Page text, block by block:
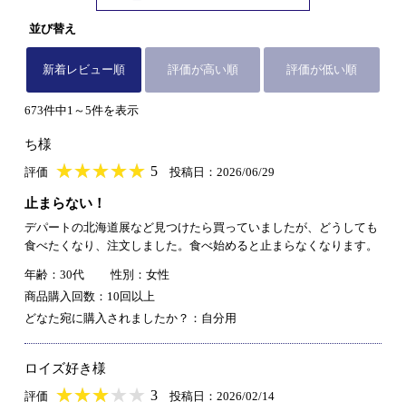
並び替え
新着レビュー順 評価が高い順 評価が低い順
673件中1～5件を表示
ち様
評価 ★★★★★
★★★★★ 5 投稿日：2026/06/29
止まらない！
デパートの北海道展など見つけたら買っていましたが、どうしても
食べたくなり、注文しました。食べ始めると止まらなくなります。
年齢：30代
性別：女性
商品購入回数：10回以上
どなた宛に購入されましたか？：自分用
ロイズ好き様
評価 ★★★★★
★★★★★ 3 投稿日：2026/02/14